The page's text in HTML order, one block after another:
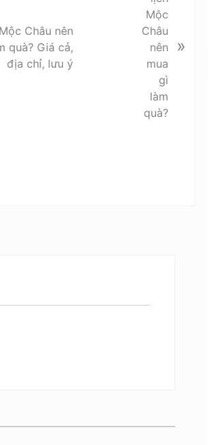
Châu nên
quà? Giá cả,
địa chỉ, lưu ý
»